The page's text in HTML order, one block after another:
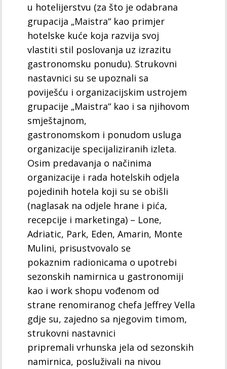
u hotelijerstvu (za što je odabrana
grupacija „Maistra“ kao primjer
hotelske kuće koja razvija svoj
vlastiti stil poslovanja uz izrazitu
gastronomsku ponudu). Strukovni
nastavnici su se upoznali sa
poviješću i organizacijskim ustrojem
grupacije „Maistra“ kao i sa njihovom
smještajnom,
gastronomskom i ponudom usluga
organizacije specijaliziranih izleta.
Osim predavanja o načinima
organizacije i rada hotelskih odjela
pojedinih hotela koji su se obišli
(naglasak na odjele hrane i pića,
recepcije i marketinga) – Lone,
Adriatic, Park, Eden, Amarin, Monte
Mulini, prisustvovalo se
pokaznim radionicama o upotrebi
sezonskih namirnica u gastronomiji
kao i work shopu vođenom od
strane renomiranog chefa Jeffrey Vella
gdje su, zajedno sa njegovim timom,
strukovni nastavnici
pripremali vrhunska jela od sezonskih
namirnica, posluživali na nivou